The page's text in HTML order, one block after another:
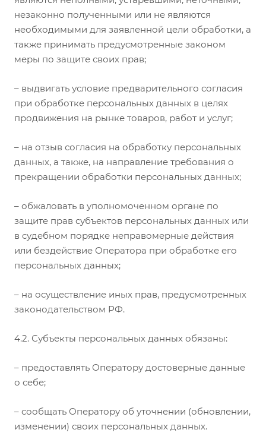
незаконно полученными или не являются
необходимыми для заявленной цели обработки, а
также принимать предусмотренные законом
меры по защите своих прав;
– выдвигать условие предварительного согласия
при обработке персональных данных в целях
продвижения на рынке товаров, работ и услуг;
– на отзыв согласия на обработку персональных
данных, а также, на направление требования о
прекращении обработки персональных данных;
– обжаловать в уполномоченном органе по
защите прав субъектов персональных данных или
в судебном порядке неправомерные действия
или бездействие Оператора при обработке его
персональных данных;
– на осуществление иных прав, предусмотренных
законодательством РФ.
4.2. Субъекты персональных данных обязаны:
– предоставлять Оператору достоверные данные
о себе;
– сообщать Оператору об уточнении (обновлении,
изменении) своих персональных данных.